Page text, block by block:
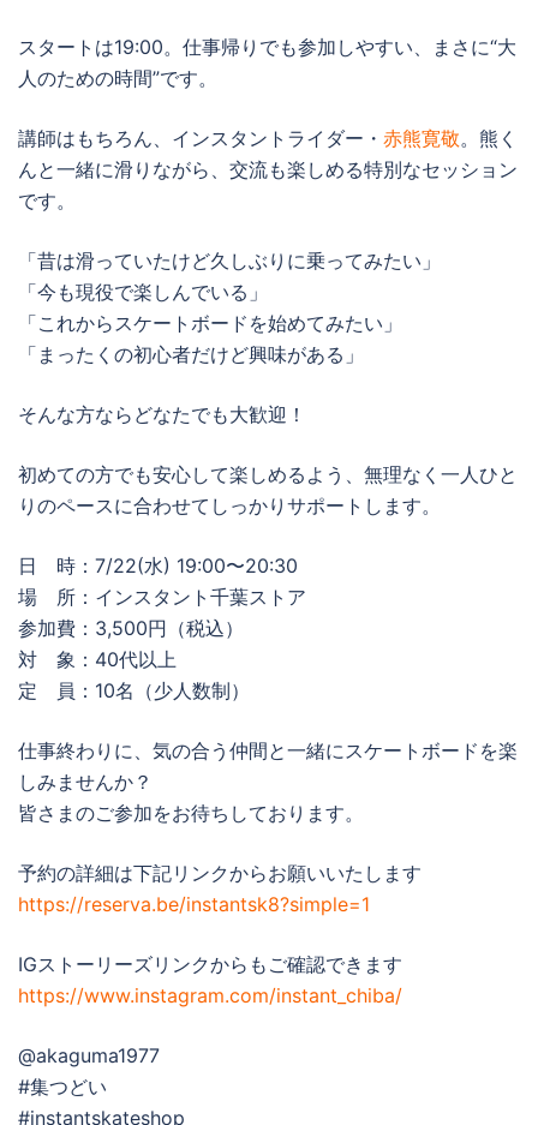
スタートは19:00。仕事帰りでも参加しやすい、まさに“大
人のための時間”です。
講師はもちろん、インスタントライダー・ 赤熊寛敬。熊く
んと一緒に滑りながら、交流も楽しめる特別なセッション
です。
「昔は滑っていたけど久しぶりに乗ってみたい」
「今も現役で楽しんでいる」
「これからスケートボードを始めてみたい」
「まったくの初心者だけど興味がある」
そんな方ならどなたでも大歓迎！
初めての方でも安心して楽しめるよう、無理なく一人ひと
りのペースに合わせてしっかりサポートします。
日 時：7/22(水) 19:00〜20:30
場 所：インスタント千葉ストア
参加費：3,500円（税込）
対 象：40代以上
定 員：10名（少人数制）
仕事終わりに、気の合う仲間と一緒にスケートボードを楽
しみませんか？
皆さまのご参加をお待ちしております。
予約の詳細は下記リンクからお願いいたします
https://reserva.be/instantsk8?simple=1
IGストーリーズリンクからもご確認できます
https://www.instagram.com/instant_chiba/
@akaguma1977
#集つどい
#instantskateshop